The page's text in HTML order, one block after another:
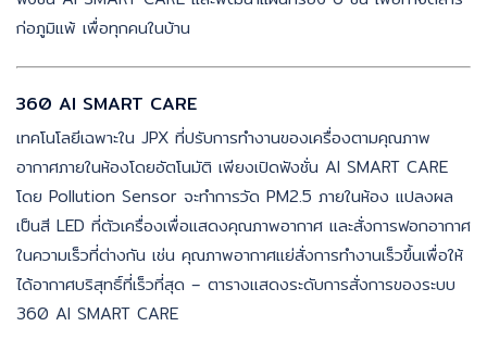
ก่อภูมิแพ้ เพื่อทุกคนในบ้าน
360 AI SMART CARE
เทคโนโลยีเฉพาะใน JPX ที่ปรับการทำงานของเครื่องตามคุณภาพ
อากาศภายในห้องโดยอัตโนมัติ เพียงเปิดฟังชั่น AI SMART CARE
โดย Pollution Sensor จะทำการวัด PM2.5 ภายในห้อง แปลงผล
เป็นสี LED ที่ตัวเครื่องเพื่อแสดงคุณภาพอากาศ และสั่งการฟอกอากาศ
ในความเร็วที่ต่างกัน เช่น คุณภาพอากาศแย่สั่งการทำงานเร็วขึ้นเพื่อให้
ได้อากาศบริสุทธิ์ที่เร็วที่สุด – ตารางแสดงระดับการสั่งการของระบบ
360 AI SMART CARE